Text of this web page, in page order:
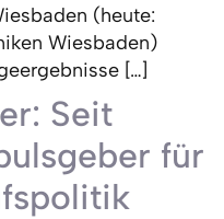
(heute:
Wiesbaden)
[…]
Seit
für